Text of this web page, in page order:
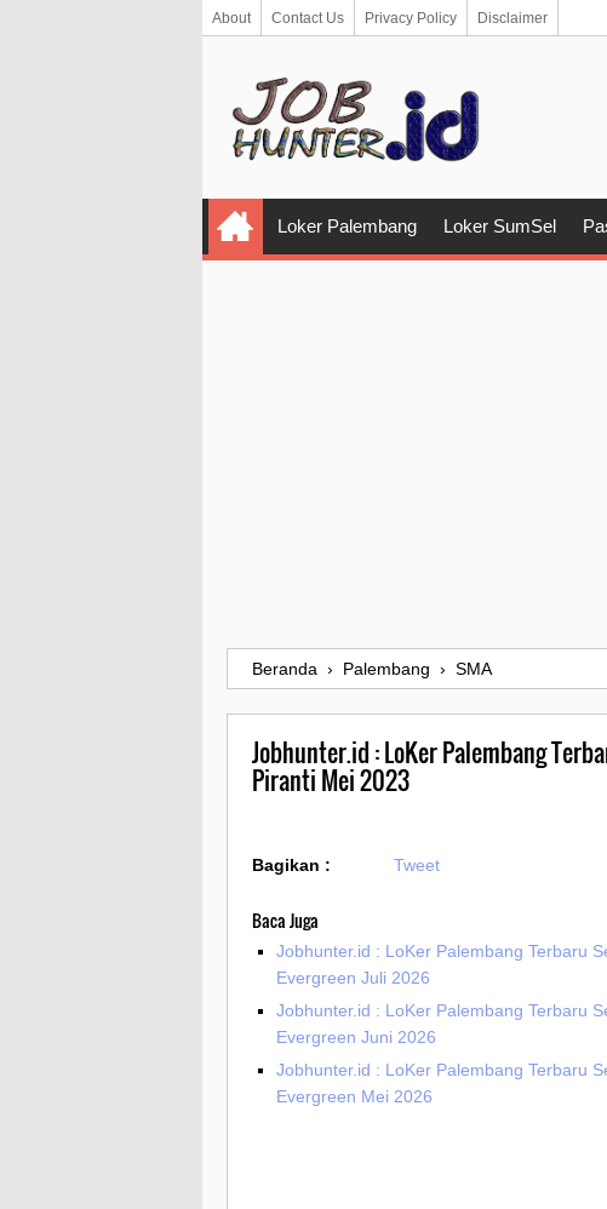
About Contact Us Privacy Policy Disclaimer
Loker Palembang Loker SumSel
Beranda › Palembang › SMA
Jobhunter.id : LoKer Palembang
Piranti Mei 2023
Bagikan : Tweet
Baca Juga
Jobhunter.id : LoKer Palembang Terbaru
Evergreen Juli 2026
Jobhunter.id : LoKer Palembang Terbaru
Evergreen Juni 2026
Jobhunter.id : LoKer Palembang Terbaru
Evergreen Mei 2026